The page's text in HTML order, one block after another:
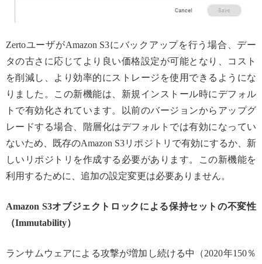
ZertoユーザがAmazon S3にバックアップを行う場合、デー
タの古さに応じてより良い価格設定が可能となり、コスト
を削減し、より効率的にストレージを使用できるようにな
りました。この新機能は、新規インストール時にデフォル
トで有効化されています。以前のバージョンからアップグ
レードする場合、階層化はデフォルトでは有効になってい
ないため、既存のAmazon S3リポジトリで有効にするか、新
しいリポジトリを作成する必要があります。この新機能を
利用するために、追加の設定変更は必要ありません。
Amazon S3オブジェクトロックによる保持セットの不変性
（Immutability）
ランサムウェアによる攻撃が増加し続ける中（2020年150％